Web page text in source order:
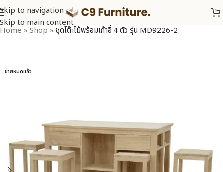
Skip to navigation
Skip to main content
Home » Shop » ชุดโต๊ะไม้พร้อมเก้าอี้ 4 ตัว รุ่น MD9226-2
ขายหมดแล้ว